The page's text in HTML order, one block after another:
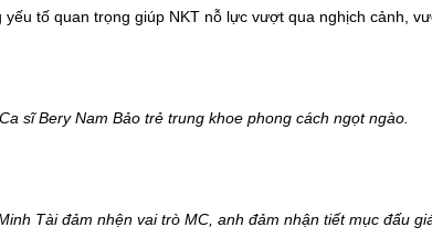
tố quan trọng giúp NKT nỗ lực vượt qua nghịch cảnh,
Ca sĩ Bery Nam Bảo trẻ trung khoe phong cách ngọt ngào.
Tài đảm nhện vai trò MC, anh đảm nhận tiết mục đấu